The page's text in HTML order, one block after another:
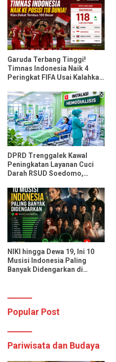
Garuda Terbang Tinggi!
Timnas Indonesia Naik 4
Peringkat FIFA Usai Kalahkan
DPRD Trenggalek Kawal
Peningkatan Layanan Cuci
Darah RSUD Soedomo,
Pasien Sekali Pelayanan
NIKI hingga Dewa 19, Ini 10
Musisi Indonesia Paling
Banyak Didengarkan di
Popular Post
Pariwisata dan Budaya